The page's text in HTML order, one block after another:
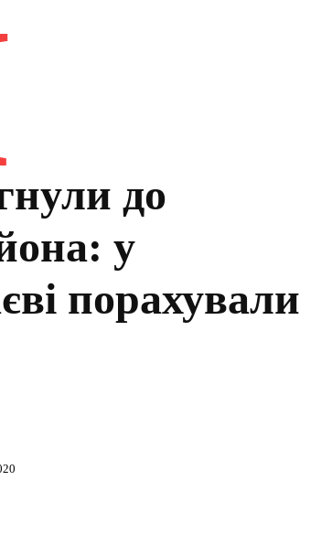
до
у
порахували